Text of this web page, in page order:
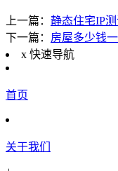
上一篇： 静态住宅IP
下一篇： 房屋多少钱
x 快速导航
首页
关于我们